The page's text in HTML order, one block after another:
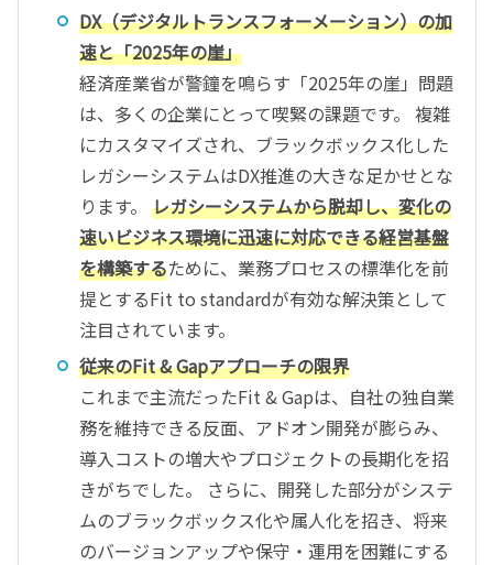
DX（デジタルトランスフォーメーション）の加
速と「2025年の崖」
経済産業省が警鐘を鳴らす「2025年の崖」問題
は、多くの企業にとって喫緊の課題です。 複雑
にカスタマイズされ、ブラックボックス化した
レガシーシステムはDX推進の大きな足かせとな
ります。 レガシーシステムから脱却し、変化の
速いビジネス環境に迅速に対応できる経営基盤
を構築するために、業務プロセスの標準化を前
提とするFit to standardが有効な解決策として
注目されています。
従来のFit & Gapアプローチの限界
これまで主流だったFit & Gapは、自社の独自業
務を維持できる反面、アドオン開発が膨らみ、
導入コストの増大やプロジェクトの長期化を招
きがちでした。 さらに、開発した部分がシステ
ムのブラックボックス化や属人化を招き、将来
のバージョンアップや保守・運用を困難にする